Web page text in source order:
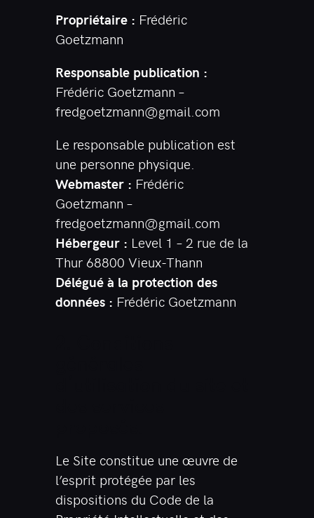
Propriétaire : Frédéric
Goetzmann
Responsable publication :
Frédéric Goetzmann –
fredgoetzmann@gmail.com
Le responsable publication est
une personne physique.
Webmaster : Frédéric
Goetzmann –
fredgoetzmann@gmail.com
Hébergeur : Level 1 – 2 rue de la
Thur 68800 Vieux-Thann
Délégué à la protection des
données : Frédéric Goetzmann
Le Site constitue une œuvre de
l’esprit protégée par les
dispositions du Code de la